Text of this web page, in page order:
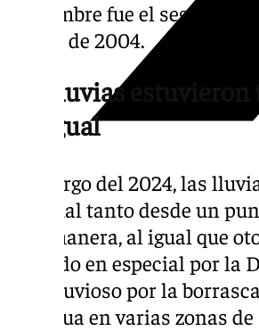
noviembre fue el segundo
detrás de 2004.
Las lluvias
desigual
A lo largo del 2024, las
desigual tanto desde un
esta manera, al igual que
húmedo en especial por
muy lluvioso por la
por agua en varias zonas